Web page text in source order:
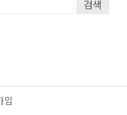
검색
입